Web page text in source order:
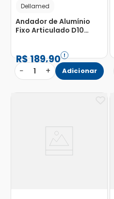
Dellamed
Andador de Alumínio
Fixo Articulado D10
R$189,90
− 1 + Adicionar